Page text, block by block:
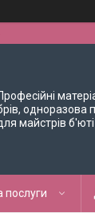
одноразова
майстрів б'юті
послуги